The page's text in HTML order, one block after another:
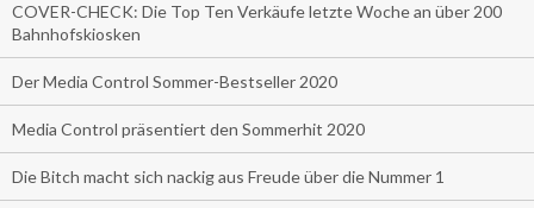
COVER-CHECK: Die Top Ten Verkäufe letzte Woche an über 200
Bahnhofskiosken
Der Media Control Sommer-Bestseller 2020
Media Control präsentiert den Sommerhit 2020
Die Bitch macht sich nackig aus Freude über die Nummer 1